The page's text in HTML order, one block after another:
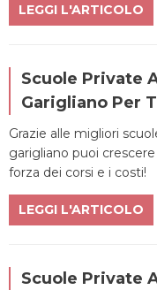
LEGGI L'ARTICOLO
Scuole Private
Garigliano Per
Grazie alle migliori
garigliano puoi
forza dei corsi e i costi!
LEGGI L'ARTICOLO
Scuole Private